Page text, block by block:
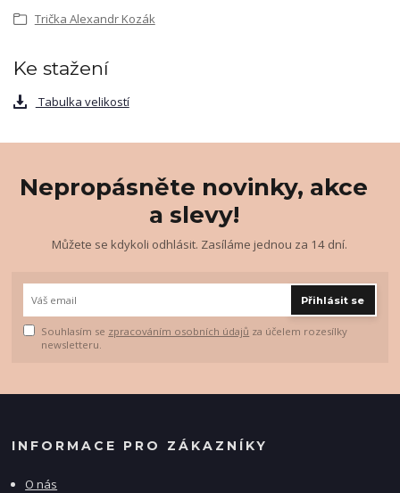
Trička Alexandr Kozák
Ke stažení
Tabulka velikostí
Nepropásněte novinky, akce
a slevy!
Můžete se kdykoli odhlásit. Zasíláme jednou za 14 dní.
Přihlásit se
Souhlasím se zpracováním osobních údajů za účelem rozesílky
newsletteru.
INFORMACE PRO ZÁKAZNÍKY
O nás